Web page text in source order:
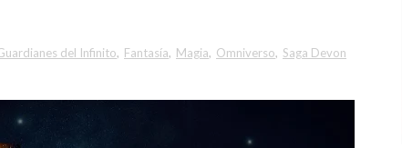
del Infinito, Fantasía, Magia, Omniverso, Saga Devon